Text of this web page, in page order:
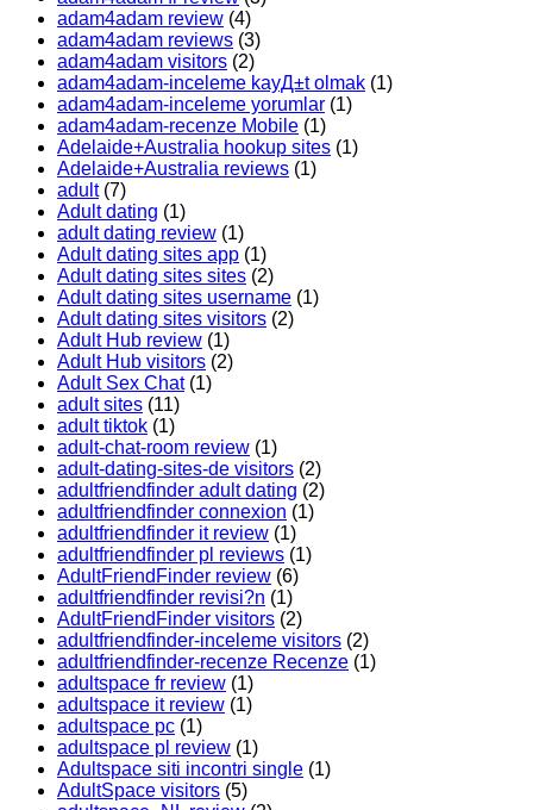
adam4adam review (4)
adam4adam reviews (3)
adam4adam visitors (2)
adam4adam-inceleme kayД±t olmak (1)
adam4adam-inceleme yorumlar (1)
adam4adam-recenze Mobile (1)
Adelaide+Australia hookup sites (1)
Adelaide+Australia reviews (1)
adult(7)
Adult dating (1)
adult dating review (1)
Adult dating sites app (1)
Adult dating sites sites (2)
Adult dating sites username (1)
Adult dating sites visitors (2)
Adult Hub review (1)
Adult Hub visitors (2)
Adult Sex Chat(1)
adult sites (11)
adult tiktok (1)
adult-chat-room review (1)
adult-dating-sites-de visitors (2)
adultfriendfinder adult dating (2)
adultfriendfinder connexion (1)
adultfriendfinder it review (1)
adultfriendfinder pl reviews (1)
AdultFriendFinder review (6)
adultfriendfinder revisi?n (1)
AdultFriendFinder visitors (2)
adultfriendfinder-inceleme visitors (2)
adultfriendfinder-recenze Recenze (1)
adultspace fr review (1)
adultspace it review (1)
adultspace pc (1)
adultspace pl review (1)
Adultspace siti incontri single (1)
AdultSpace visitors (5)